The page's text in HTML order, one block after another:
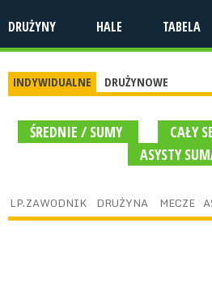
DRUŻYNY HALE TABELA
INDYWIDUALNE DRUŻYNOWE
ŚREDNIE / SUMY CAŁY
ASYSTY
LP.ZAWODNIK DRUŻYNA MECZE